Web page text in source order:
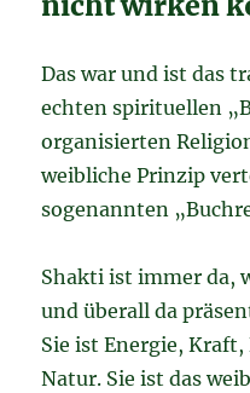
Das war und ist das
echten spirituellen
organisierten
weibliche Prinzip
sogenannten
Shakti ist immer da,
und überall da
Sie ist Energie,
Natur. Sie ist das